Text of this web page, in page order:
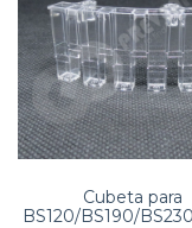
Cubeta para
BS120/BS190/